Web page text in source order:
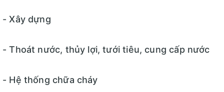
- Xây dựng
- Thoát nước, thủy lợi, tưới tiêu, cung cấp nước
- Hệ thống chữa cháy